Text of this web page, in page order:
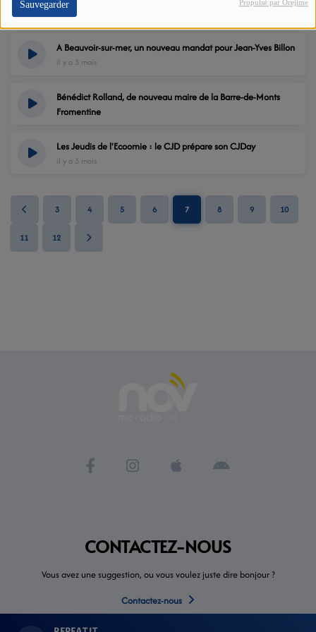
Sauvegarder Propulsé par Orejime
il y a 3 mois
A Beauvoir-sur-mer, un nouveau mandat pour Jean-Yves Billon
il y a 3 mois
Bénédict Rolland, de nouveau maire de la Barre-de-Monts
Fromentine
Les Jeudis de l'Ecoomie : le CJD prépare son CJDay
il y a 3 mois
3 4 5 6 7 8 9 10
11 12
CONTACTEZ-NOUS
Vous avez une suggestion, ou vous voulez juste dire bonjour ?
Contactez-nous